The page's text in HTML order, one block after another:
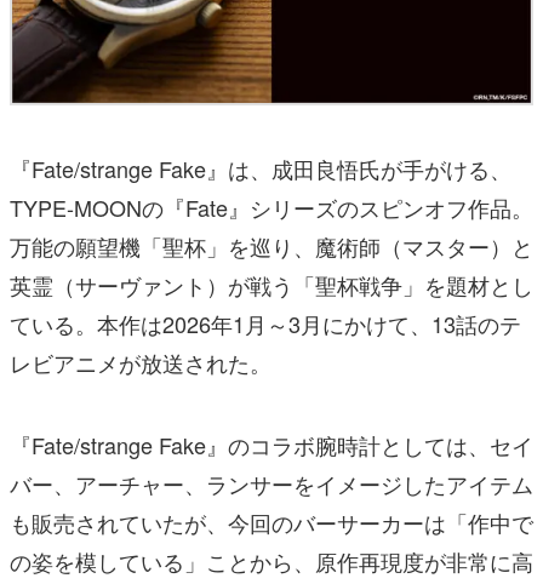
『Fate/strange Fake』は、成田良悟氏が手がける、
TYPE-MOONの『Fate』シリーズのスピンオフ作品。
万能の願望機「聖杯」を巡り、魔術師（マスター）と
英霊（サーヴァント）が戦う「聖杯戦争」を題材とし
ている。本作は2026年1月～3月にかけて、13話のテ
レビアニメが放送された。
『Fate/strange Fake』のコラボ腕時計としては、セイ
バー、アーチャー、ランサーをイメージしたアイテム
も販売されていたが、今回のバーサーカーは「作中で
の姿を模している」ことから、原作再現度が非常に高